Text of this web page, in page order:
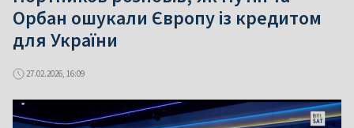
Орбан ошукали Європу із кредитом
для України
27.02.2026, 16:09